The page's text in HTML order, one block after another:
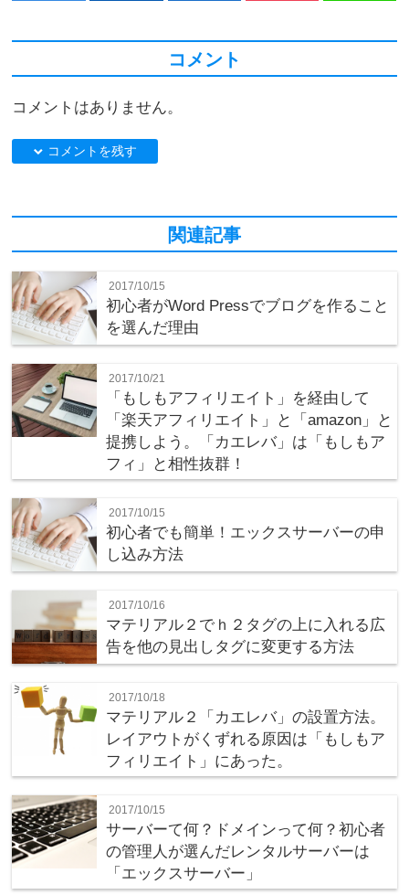
コメント
コメントはありません。
down コメントを残す
関連記事
2017/10/15
初心者がWord Pressでブログを作ること
を選んだ理由
2017/10/21
「もしもアフィリエイト」を経由して
「楽天アフィリエイト」と「amazon」と
提携しよう。「カエレバ」は「もしもア
フィ」と相性抜群！
2017/10/15
初心者でも簡単！エックスサーバーの申
し込み方法
2017/10/16
マテリアル２でｈ２タグの上に入れる広
告を他の見出しタグに変更する方法
2017/10/18
マテリアル２「カエレバ」の設置方法。
レイアウトがくずれる原因は「もしもア
フィリエイト」にあった。
2017/10/15
サーバーて何？ドメインって何？初心者
の管理人が選んだレンタルサーバーは
「エックスサーバー」